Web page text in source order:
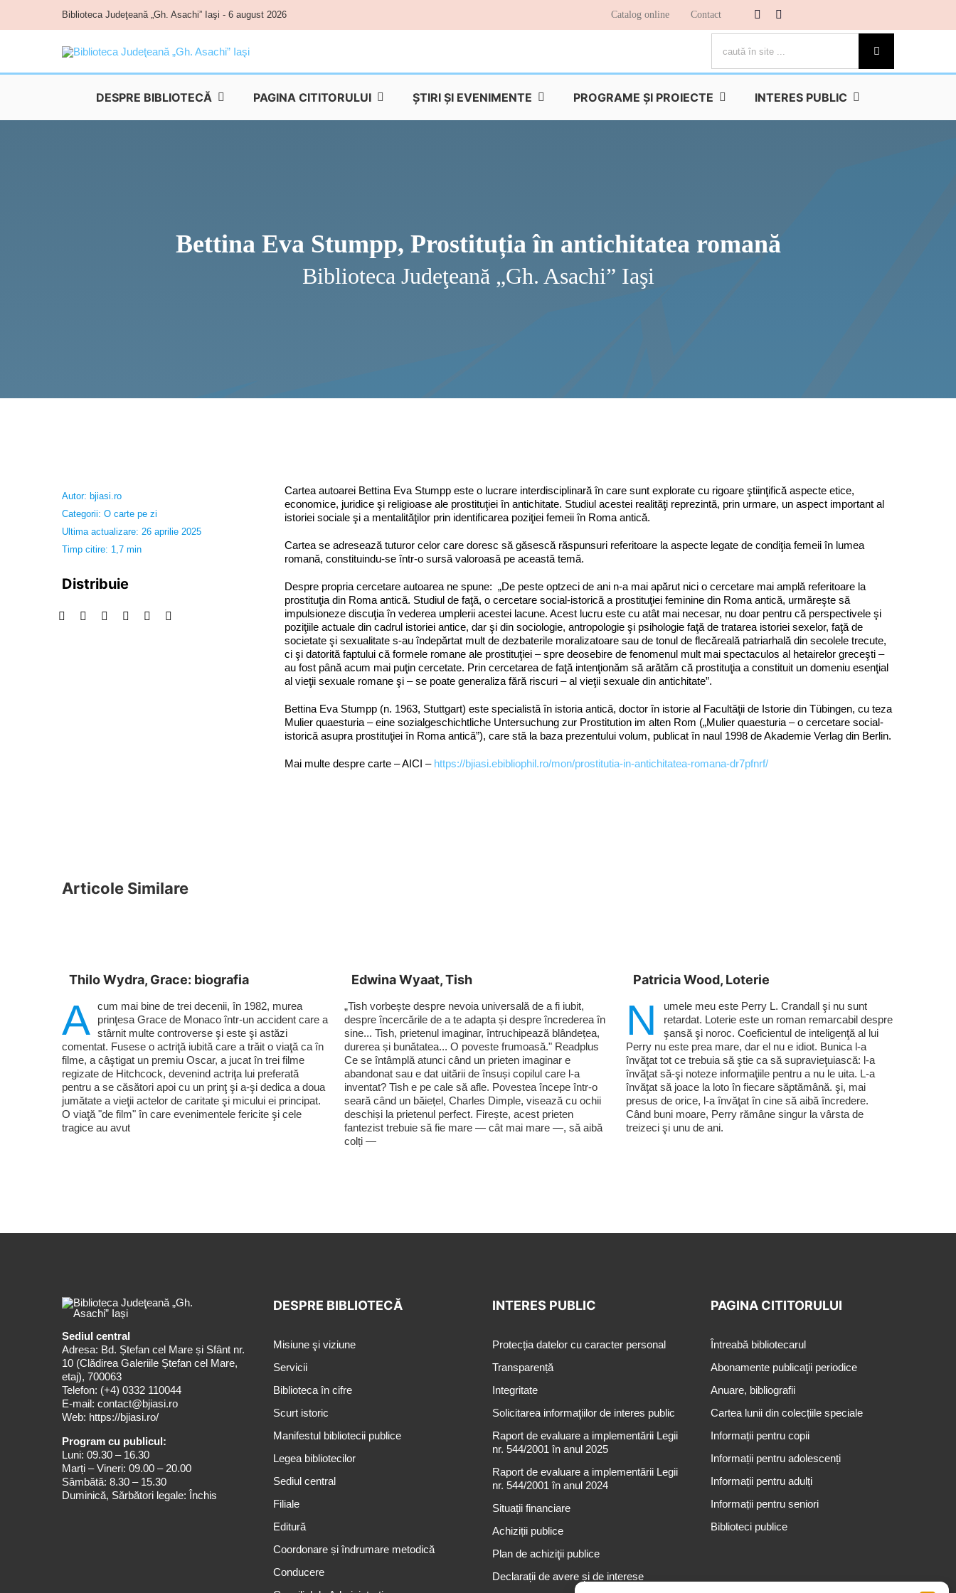
content
Biblioteca Judeţeană „Gh. Asachi” Iaşi - 6 august 2026 Catalog online Contact
DESPRE BIBLIOTECĂ PAGINA CITITORULUI ŞTIRI ŞI EVENIMENTE PROGRAME ŞI PROIECTE INTERES PUBLIC
Bettina Eva Stumpp, Prostituția în antichitatea romană
Biblioteca Judeţeană „Gh. Asachi” Iaşi
Autor: bjiasi.ro
Categorii: O carte pe zi
Ultima actualizare: 26 aprilie 2025
Timp citire: 1,7 min
Distribuie
Cartea autoarei Bettina Eva Stumpp este o lucrare interdisciplinară în care sunt explorate cu rigoare ştiinţifică aspecte etice,
economice, juridice şi religioase ale prostituţiei în antichitate. Studiul acestei realităţi reprezintă, prin urmare, un aspect important al
istoriei sociale şi a mentalităţilor prin identificarea poziţiei femeii în Roma antică.
Cartea se adresează tuturor celor care doresc să găsescă răspunsuri referitoare la aspecte legate de condiţia femeii în lumea
romană, constituindu-se într-o sursă valoroasă pe această temă.
Despre propria cercetare autoarea ne spune: „De peste optzeci de ani n-a mai apărut nici o cercetare mai amplă referitoare la
prostituţia din Roma antică. Studiul de faţă, o cercetare social-istorică a prostituţiei feminine din Roma antică, urmăreşte să
impulsioneze discuţia în vederea umplerii acestei lacune. Acest lucru este cu atât mai necesar, nu doar pentru că perspectivele şi
poziţiile actuale din cadrul istoriei antice, dar şi din sociologie, antropologie şi psihologie faţă de tratarea istoriei sexelor, faţă de
societate şi sexualitate s-au îndepărtat mult de dezbaterile moralizatoare sau de tonul de flecăreală patriarhală din secolele trecute,
ci şi datorită faptului că formele romane ale prostituţiei – spre deosebire de fenomenul mult mai spectaculos al hetairelor greceşti –
au fost până acum mai puţin cercetate. Prin cercetarea de faţă intenţionăm să arătăm că prostituţia a constituit un domeniu esenţial
al vieţii sexuale romane şi – se poate generaliza fără riscuri – al vieţii sexuale din antichitate”.
Bettina Eva Stumpp (n. 1963, Stuttgart) este specialistă în istoria antică, doctor în istorie al Facultăţii de Istorie din Tübingen, cu teza
Mulier quaesturia – eine sozialgeschichtliche Untersuchung zur Prostitution im alten Rom („Mulier quaesturia – o cercetare social-
istorică asupra prostituţiei în Roma antică”), care stă la baza prezentului volum, publicat în naul 1998 de Akademie Verlag din Berlin.
Mai multe despre carte – AICI – https://bjiasi.ebibliophil.ro/mon/prostitutia-in-antichitatea-romana-dr7pfnrf/
Articole Similare
Thilo Wydra, Grace: biografia
A cum mai bine de trei decenii, în 1982, murea
prinţesa Grace de Monaco într-un accident care a
stârnit multe controverse şi este şi astăzi
comentat. Fusese o actriţă iubită care a trăit o viaţă ca în
filme, a câştigat un premiu Oscar, a jucat în trei filme
regizate de Hitchcock, devenind actriţa lui preferată
pentru a se căsători apoi cu un prinţ şi a-şi dedica a doua
jumătate a vieţii actelor de caritate şi micului ei principat.
O viaţă "de film" în care evenimentele fericite şi cele
tragice au avut
Edwina Wyaat, Tish
„Tish vorbește despre nevoia universală de a fi iubit,
despre încercările de a te adapta și despre încrederea în
sine... Tish, prietenul imaginar, întruchipează blândețea,
durerea și bunătatea... O poveste frumoasă." Readplus
Ce se întâmplă atunci când un prieten imaginar e
abandonat sau e dat uitării de însuși copilul care l-a
inventat? Tish e pe cale să afle. Povestea începe într-o
seară când un băiețel, Charles Dimple, visează cu ochii
deschiși la prietenul perfect. Firește, acest prieten
fantezist trebuie să fie mare — cât mai mare —, să aibă
colți —
Patricia Wood, Loterie
N
umele meu este Perry L. Crandall şi nu sunt
retardat. Loterie este un roman remarcabil despre
şansă şi noroc. Coeficientul de inteligenţă al lui
Perry nu este prea mare, dar el nu e idiot. Bunica l-a
învăţat tot ce trebuia să ştie ca să supravieţuiască: l-a
învăţat să-şi noteze informaţiile pentru a nu le uita. L-a
învăţat să joace la loto în fiecare săptămână. şi, mai
presus de orice, l-a învăţat în cine să aibă încredere.
Când buni moare, Perry rămâne singur la vârsta de
treizeci şi unu de ani.
Sediul central
Adresa: Bd. Ștefan cel Mare și Sfânt nr.
10 (Clădirea Galeriile Ștefan cel Mare,
etaj), 700063
Telefon: (+4) 0332 110044
E-mail: contact@bjiasi.ro
Web: https://bjiasi.ro/
Program cu publicul:
Luni: 09.30 – 16.30
Marți – Vineri: 09.00 – 20.00
Sâmbătă: 8.30 – 15.30
Duminică, Sărbători legale: Închis
DESPRE BIBLIOTECĂ
Misiune şi viziune
Servicii
Biblioteca în cifre
Scurt istoric
Manifestul bibliotecii publice
Legea bibliotecilor
Sediul central
Filiale
Editură
Coordonare și îndrumare metodică
Conducere
INTERES PUBLIC
Protecția datelor cu caracter personal
Transparență
Integritate
Solicitarea informaţiilor de interes public
Raport de evaluare a implementării Legii
nr. 544/2001 în anul 2025
Raport de evaluare a implementării Legii
nr. 544/2001 în anul 2024
Situații financiare
Achiziții publice
Plan de achiziţii publice
Declarații de avere și de interese
PAGINA CITITORULUI
Întreabă bibliotecarul
Abonamente publicaţii periodice
Anuare, bibliografii
Cartea lunii din colecțiile speciale
Informații pentru copii
Informații pentru adolescenți
Informații pentru adulți
Informații pentru seniori
Biblioteci publice